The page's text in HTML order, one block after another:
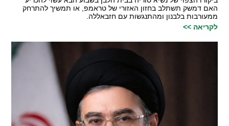
האם דמשק תשתלב בחזון האזורי של טראמפ, או תמשיך להתרחק
ממעורבות בלבנון ומהתנגשות עם חזבאללה.
לקריאה >>